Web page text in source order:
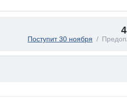
Поступит 30 ноября